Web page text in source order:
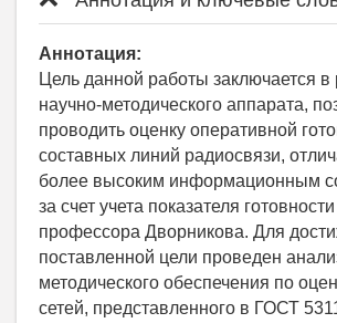
Аннотация:
Цель данной работы заключается в
научно-методического аппарата,
проводить оценку оперативной
составных линий радиосвязи,
более высоким информационным
за счет учета показателя готовности
профессора Дворникова. Для
поставленной цели проведен
методического обеспечения по
сетей, представленного в ГОСТ